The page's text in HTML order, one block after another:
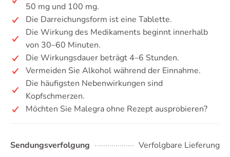
50 mg und 100 mg.
Die Darreichungsform ist eine Tablette.
Die Wirkung des Medikaments beginnt innerhalb
von 30–60 Minuten.
Die Wirkungsdauer beträgt 4–6 Stunden.
Vermeiden Sie Alkohol während der Einnahme.
Die häufigsten Nebenwirkungen sind
Kopfschmerzen.
Möchten Sie Malegra ohne Rezept ausprobieren?
Sendungsverfolgung
Verfolgbare Lieferung